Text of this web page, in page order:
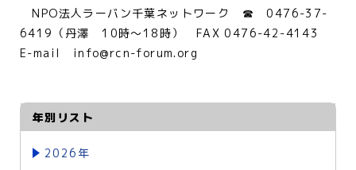
NPO法人ラーバン千葉ネットワーク ☎ 0476-37-
6419（丹澤 10時～18時） FAX 0476-42-4143
E-mail info@rcn-forum.org
年別リスト
2026年